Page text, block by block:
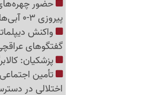
حضور
پیروزی 3-0 آبی‌ها
واکنش
گفتگوهای
پزشکیان:
تأمین
اختلالی در